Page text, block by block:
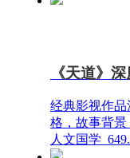
《天道》
经典影视作
格，故事背景
人文国学